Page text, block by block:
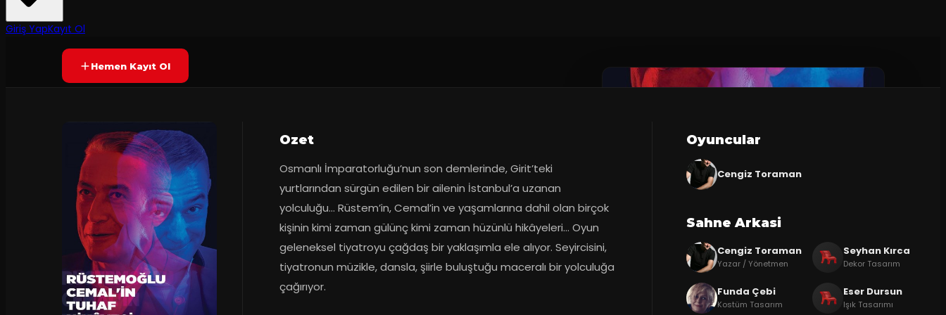
Giriş YapKayıt OlYAKINDA
Hemen Kayıt Ol
Ozet
Osmanlı İmparatorluğu’nun son demlerinde, Girit’teki
yurtlarından sürgün edilen bir ailenin İstanbul’a uzanan
yolculuğu… Rüstem’in, Cemal’in ve yaşamlarına dahil olan birçok
kişinin kimi zaman gülünç kimi zaman hüzünlü hikâyeleri… Oyun
geleneksel tiyatroyu çağdaş bir yaklaşımla ele alıyor. Seyircisini,
tiyatronun müzikle, dansla, şiirle buluştuğu maceralı bir yolculuğa
çağırıyor.
Oyuncular
Cengiz Toraman
Sahne Arkasi
Cengiz Toraman
Yazar / Yönetmen
Seyhan Kırca
Dekor Tasarım
Funda Çebi
Kostüm Tasarım
Eser Dursun
Işık Tasarımı